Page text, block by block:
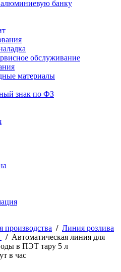
банку
обслуживание
материалы
знак по ФЗ
производства / Линия розлива
/ Автоматическая линия для
в ПЭТ тару 5 л
в час